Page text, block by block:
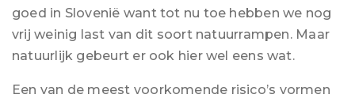
goed in Slovenië want tot nu toe hebben we nog
vrij weinig last van dit soort natuurrampen. Maar
natuurlijk gebeurt er ook hier wel eens wat.
Een van de meest voorkomende risico’s vormen